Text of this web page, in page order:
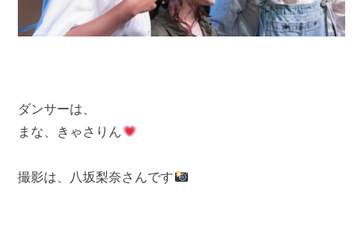
ダンサーは、
まな、きゃさりん
撮影は、八坂梨奈さんです